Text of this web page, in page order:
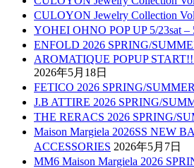
CULOYON Jewelry Collection
YOHEI OHNO POP UP 5/23sat –
ENFOLD 2026 SPRING/
AROMATIQUE POPUP
2026年5月18日
FETICO 2026 SPRING/SUMMER
J.B ATTIRE 2026 SPRING/
THE RERACS 2026 SPRING/
Maison Margiela 2026SS NEW
ACCESSORIES 2026年5月7日
MM6 Maison Margiela 2026